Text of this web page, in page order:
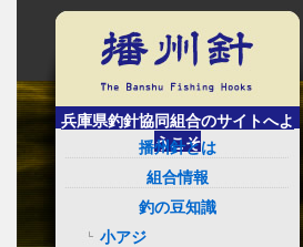
兵庫県釣針協同組合のサイトへよ
うこそ
播州針とは
組合情報
釣の豆知識
小アジ